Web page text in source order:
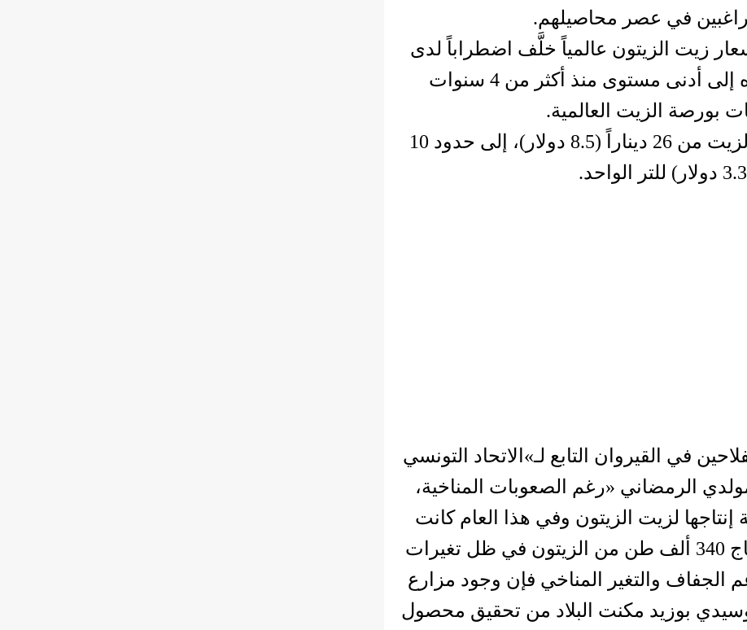
في عصر محاصيلهم.
زيت الزيتون عالمياً خلَّف اضطراباً لدى
المنتجين بعد هبوط أسعاره إلى أدنى مستوى منذ أكثر من 4 سنوات
بورصة الزيت العالمية.
ففي تونس، تراجع سعر لتر الزيت من 26 ديناراً (8.5 دولار)، إلى حدود 10
في القيروان التابع لـ»الاتحاد التونسي
الرمضاني «رغم الصعوبات المناخية،
لزيت الزيتون وفي هذا العام كانت
الثانية على مستوى العالم بإنتاج 340 ألف طن من الزيتون في ظل تغيرات
الجفاف والتغير المناخي فإن وجود مزارع
بوزيد مكنت البلاد من تحقيق محصول